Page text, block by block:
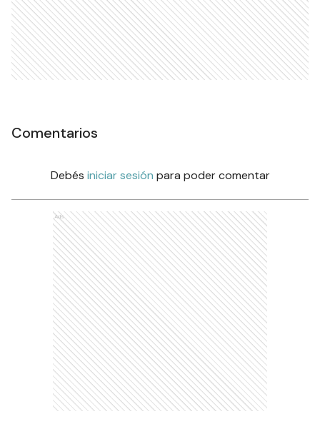
Comentarios
Debés iniciar sesión para poder comentar
Ads